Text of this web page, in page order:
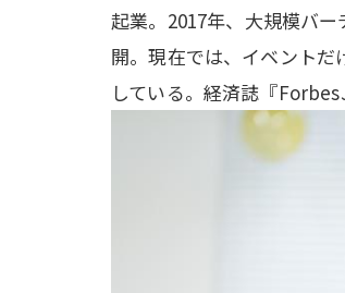
起業。2017年、大規模バ
開。現在では、イベントだ
している。経済誌『